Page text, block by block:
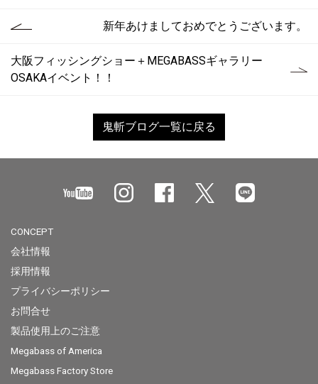
新年あけましておめでとうございます。
大阪フィッシングショー＋MEGABASSギャラリー
OSAKAイベント！！
鬼斬ブログ一覧に戻る
CONCEPT
会社情報
採用情報
プライバシーポリシー
お問合せ
製品使用上のご注意
Megabass of America
Megabass Factory Store